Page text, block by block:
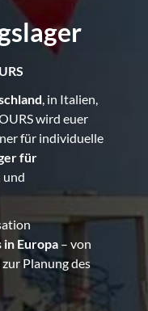
, in Italien,
wird euer
für individuelle
für
und
in Europa – von
Planung des